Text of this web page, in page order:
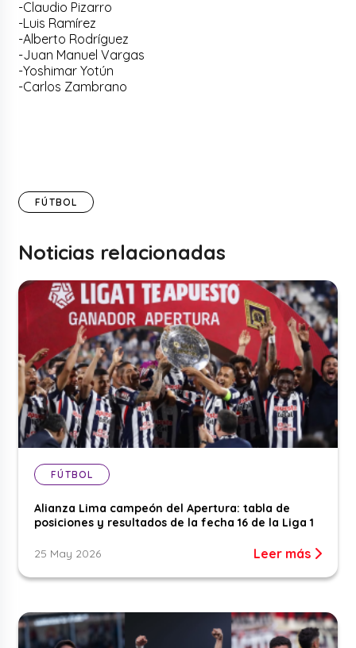
-Claudio Pizarro
-Luis Ramírez
-Alberto Rodríguez
-Juan Manuel Vargas
-Yoshimar Yotún
-Carlos Zambrano
FÚTBOL
Noticias relacionadas
FÚTBOL
Alianza Lima campeón del Apertura: tabla de
posiciones y resultados de la fecha 16 de la Liga 1
25 May 2026 Leer más